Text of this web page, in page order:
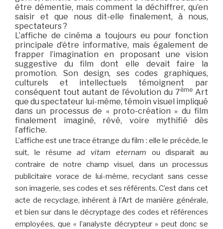
être démentie, mais comment la déchiffrer, qu’en
saisir et que nous dit-elle finalement, à nous,
spectateurs ?
L’affiche de cinéma a toujours eu pour fonction
principale d’être informative, mais également de
frapper l’imagination en proposant une vision
suggestive du film dont elle devait faire la
promotion. Son design, ses codes graphiques,
culturels et intellectuels témoignent par
conséquent tout autant de l’évolution du 7ème Art
que du spectateur lui-même, témoin visuel impliqué
dans un processus de « proto-création » du film
finalement imaginé, rêvé, voire mythifié dès
l’affiche.
L’affiche est une trace étrange du film : elle le précède, le
suit, le résumead vitam eternam ou disparait au
contraire de notre champ visuel, dans un processus
publicitaire vorace de lui-même, recyclant sans cesse
son imagerie, ses codes et ses référents. C’est dans cet
acte de recyclage, inhérent à l’Art de manière générale,
et bien sur dans le décryptage des codes et références
employées, que « l’analyste décrypteur » peut donc se